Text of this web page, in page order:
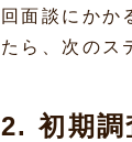
回面談にかか
たら、次のス
2. 初期調